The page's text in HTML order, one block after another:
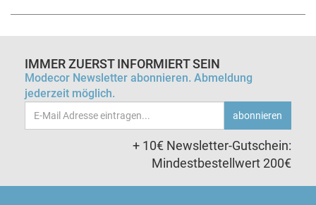
IMMER ZUERST INFORMIERT SEIN
Modecor Newsletter abonnieren. Abmeldung
jederzeit möglich.
Email-
Adresse
abonnieren
+ 10€ Newsletter-Gutschein:
Mindestbestellwert 200€